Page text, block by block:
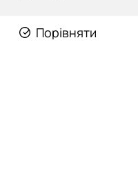
Порівняти